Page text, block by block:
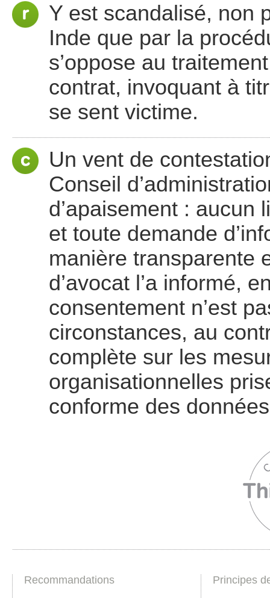
Y est scandalisé, non
Inde que par la
s’oppose au
contrat, invoquant à
se sent victime.
Un vent de
Conseil
d’apaisement : aucun
et toute demande
manière transparente
d’avocat l’a informé,
consentement n’est
circonstances, au
complète sur les
organisationnelles
conforme des
Recommandations Principes